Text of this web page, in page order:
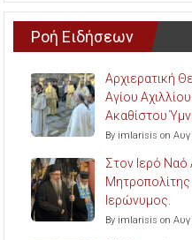
Ροή Ειδήσεων
Αρχιερατική
Αγίου
Ακαθίστου
By imlarisis on Αυγ
Στον Ιερό Ναό
Μητροπολίτης
Ιερώνυμος.
By imlarisis on Αυγ